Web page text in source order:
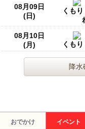
08月09日
(日)
くも
08月10日
(月)
くも
降
おでかけ イベント